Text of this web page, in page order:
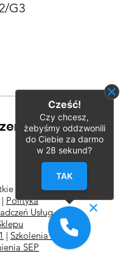
G3
Prawa
| Polityka
Usług
| Szkolenia G2
l
SEP
Cześć!
Czy chcesz,
żebyśmy oddzwonili
do Ciebie za darmo
w 28 sekund?
TAK